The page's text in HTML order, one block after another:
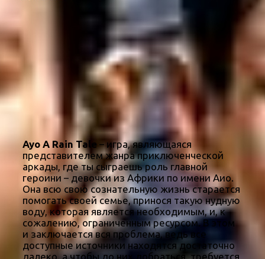
Ayo A Rain Tale – игра, являющаяся
представителем жанра приключенческой
аркады, где ты сыграешь роль главной
героини – девочки из Африки по имени Аио.
Она всю свою сознательную жизнь старается
помогать своей семье, принося такую нудную
воду, которая является необходимым, и, к
сожалению, ограниченным ресурсом. В этом
и заключается вся проблема, ведь все
доступные источники находятся достаточно
далеко, а чтобы до них добраться, требуется